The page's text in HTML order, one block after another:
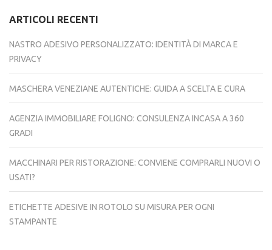
ARTICOLI RECENTI
NASTRO ADESIVO PERSONALIZZATO: IDENTITÀ DI MARCA E
PRIVACY
MASCHERA VENEZIANE AUTENTICHE: GUIDA A SCELTA E CURA
AGENZIA IMMOBILIARE FOLIGNO: CONSULENZA INCASA A 360
GRADI
MACCHINARI PER RISTORAZIONE: CONVIENE COMPRARLI NUOVI O
USATI?
ETICHETTE ADESIVE IN ROTOLO SU MISURA PER OGNI
STAMPANTE